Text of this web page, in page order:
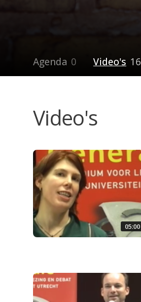
Agenda 0 Video's 16
Video's
05:00